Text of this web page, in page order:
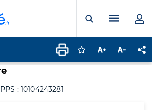
Ouvrir laMenu
Connectez-vous
Augmenter la
: 10104243281